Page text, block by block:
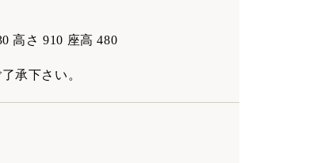
高さ 910 座高 480
承下さい。